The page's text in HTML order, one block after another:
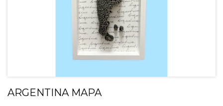
ARGENTINA MAPA